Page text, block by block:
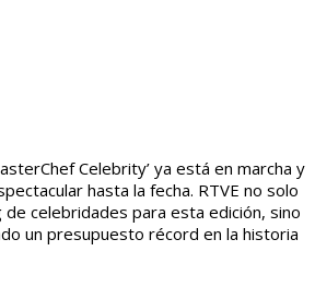
Celebrity’ ya está en marcha y
hasta la fecha. RTVE no solo
de celebridades para esta edición, sino
un presupuesto récord en la historia